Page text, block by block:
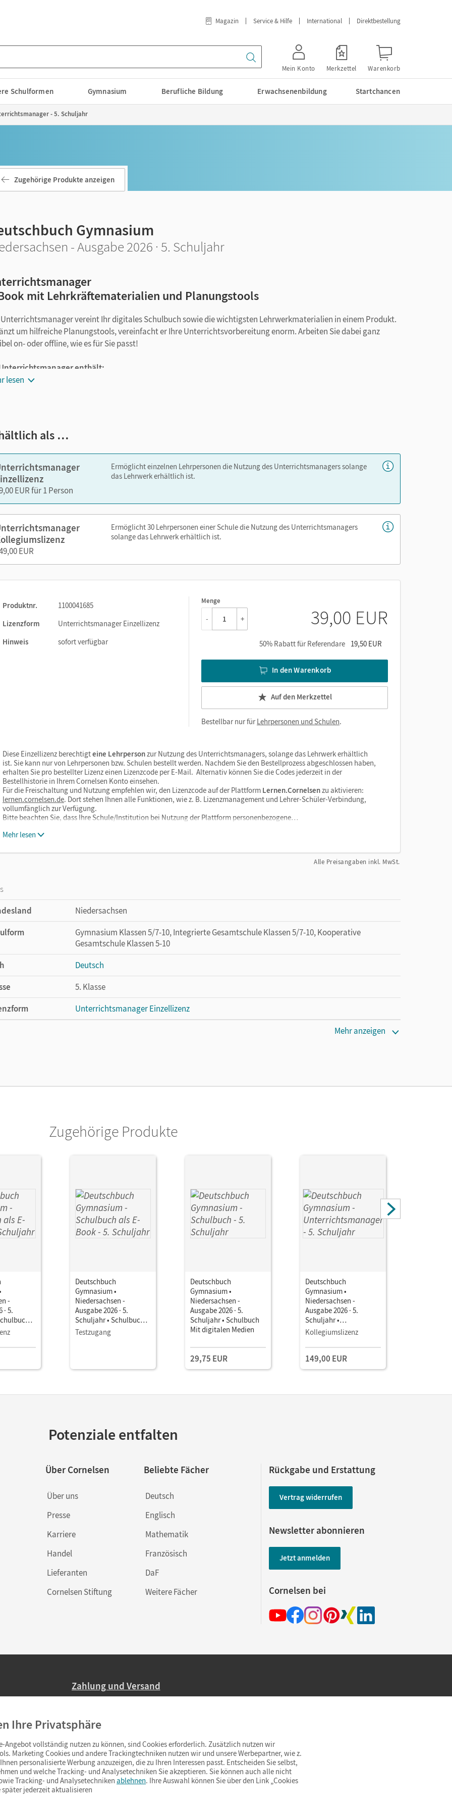
Magazin Service & Hilfe International Direktbestellung
Mein Konto Merkzettel Warenkorb
Schulformen Gymnasium Berufliche Bildung Erwachsenenbildung Startchancen
- 5. Schuljahr
Zugehörige Produkte anzeigen
Gymnasium
- Ausgabe 2026 · 5. Schuljahr
mit Lehrkräftematerialien und Planungstools
vereint Ihr digitales Schulbuch sowie die wichtigsten Lehrwerkmaterialien in einem Produkt.
um hilfreiche Planungstools, vereinfacht er Ihre Unterrichtsvorbereitung enorm. Arbeiten Sie dabei ganz
on- oder offline, wie es für Sie passt!
enthält:
Didaktischer Kommentar mit
"Profis" und Schnelle
Vorschläge fürKlassenarbeiten mit Musterformulierungenund Erwartungshorizonten
Unterstützende
Förderheftmit Lösungen
Neu ab Schuljahr 2026/27:
Integrierter KI-Chat (Beta) – KI-Unterstützung aus dem Schulbuchkontext zur
Entlastung bei der Unterrichtsvorbereitung
Sie den Unterrichtsmanager auf lernen.cornelsen.de oder über die Cornelsen Lernen App.
lesen
als …
EUR für 1 Person
Ermöglicht einzelnen Lehrpersonen die Nutzung des Unterrichtsmanagers solange
das Lehrwerk erhältlich ist.
EUR
Ermöglicht 30 Lehrpersonen einer Schule die Nutzung des Unterrichtsmanagers
solange das Lehrwerk erhältlich ist.
Produktnr.
1100041685
Lizenzform
Unterrichtsmanager Einzellizenz
Hinweis
sofort verfügbar
Menge
1
- + 39,00 EUR
50% Rabatt für Referendare 19,50 EUR
In den Warenkorb
Auf den Merkzettel
Bestellbar nur fürLehrpersonen und Schulen.
Diese Einzellizenz berechtigteine Lehrpersonzur Nutzung des Unterrichtsmanagers, solange das Lehrwerk erhältlich
ist. Sie kann nur von Lehrpersonen bzw. Schulen bestellt werden. Nachdem Sie den Bestellprozess abgeschlossen haben,
erhalten Sie pro bestellter Lizenz einen Lizenzcode per E-Mail. Alternativ können Sie die Codes jederzeit in der
Bestellhistorie in Ihrem Cornelsen Konto einsehen.
Für die Freischaltung und Nutzung empfehlen wir, den Lizenzcode auf der Plattform Lernen.Cornelsenzu aktivieren:
lernen.cornelsen.de. Dort stehen Ihnen alle Funktionen, wie z. B. Lizenzmanagement und Lehrer-Schüler-Verbindung,
vollumfänglich zur Verfügung.
Bitte beachten Sie, dass Ihre Schule/Institution bei Nutzung der Plattform personenbezogene…
Mehr lesen
Alle Preisangaben inkl. MwSt.
Niedersachsen
Gymnasium Klassen 5/7-10, Integrierte Gesamtschule Klassen 5/7-10, Kooperative
Gesamtschule Klassen 5-10
Deutsch
5. Klasse
Unterrichtsmanager Einzellizenz
Cornelsen Verlag
Patricia; Schwarz, Christian
Mehr anzeigen
Zugehörige Produkte
-
· 5.
Medien
Deutschbuch
Gymnasium •
Niedersachsen -
Ausgabe 2026 · 5.
Schuljahr • Schulbuch
als E-Book Mit Medien
Testzugang
Deutschbuch
Gymnasium •
Niedersachsen -
Ausgabe 2026 · 5.
Schuljahr • Schulbuch
Mit digitalen Medien
29,75 EUR
Deutschbuch
Gymnasium •
Niedersachsen -
Ausgabe 2026 · 5.
Schuljahr •
Unterrichtsmanager E-
Book mit
Lehrkräftematerialien
und Planungstools
Kollegiumslizenz
149,00 EUR
Potenziale entfalten
Über Cornelsen
Über uns
Presse
Karriere
Handel
Lieferanten
Cornelsen Stiftung
Beliebte Fächer
Deutsch
Englisch
Mathematik
Französisch
DaF
Weitere Fächer
Rückgabe und Erstattung
Vertrag widerrufen
Newsletter abonnieren
Jetzt anmelden
Cornelsen bei
Zahlung und Versand
Ab 59,– EUR Bestellwert liefern wir versandkostenfrei innerhalb Deutschlands
(Lieferung in 3–6 Tagen).
Ihre Privatsphäre
Angebot vollständig nutzen zu können, sind Cookies erforderlich. Zusätzlich nutzen wir
Marketing Cookies und andere Trackingtechniken nutzen wir und unsere Werbepartner, wie z.
personalisierte Werbung anzuzeigen, die zu Ihren Interessen passt. Entscheiden Sie selbst,
und welche Tracking- und Analysetechniken Sie akzeptieren. Sie können auch alle nicht
Tracking- und Analysetechniken ablehnen. Ihre Auswahl können Sie über den Link „Cookies
später jederzeit aktualisieren